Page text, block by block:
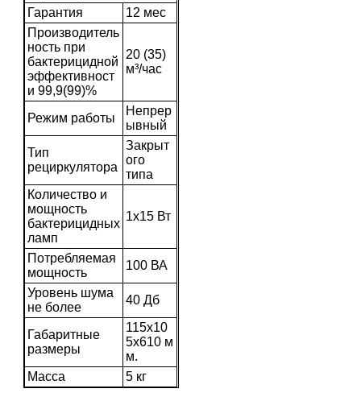
Гарантия
12 мес
Производитель
ность при
бактерицидной
эффективност
и 99,9(99)%
20 (35)
м³/час
Режим работы
Непрер
ывный
Тип
рециркулятора
Закрыт
ого
типа
Количество и
мощность
бактерицидных
ламп
1х15 Вт
Потребляемая
мощность
100 ВА
Уровень шума
не более
40 Дб
Габаритные
размеры
115х10
5х610 м
м.
Масса
5 кг